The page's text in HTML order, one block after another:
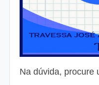
Na dúvida, procure